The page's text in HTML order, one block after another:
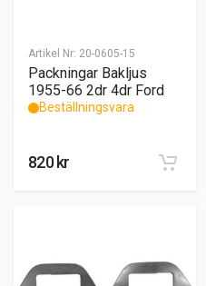
Artikel Nr: 20-0605-15
Packningar Bakljus
1955-66 2dr 4dr Ford
Beställningsvara
820kr